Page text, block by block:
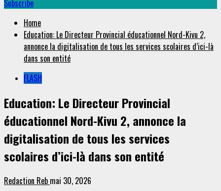
Subscribe
Home
Education: Le Directeur Provincial éducationnel Nord-Kivu 2,
annonce la digitalisation de tous les services scolaires d’ici-là
dans son entité
FLASH
Education: Le Directeur Provincial
éducationnel Nord-Kivu 2, annonce la
digitalisation de tous les services
scolaires d’ici-là dans son entité
Redaction Reb mai 30, 2026